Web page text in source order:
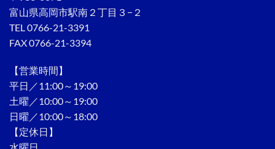
富山県高岡市駅南２丁目３−２
TEL 0766-21-3391
FAX 0766-21-3394
【営業時間】
平日／11:00～19:00
土曜／10:00～19:00
日曜／10:00～18:00
【定休日】